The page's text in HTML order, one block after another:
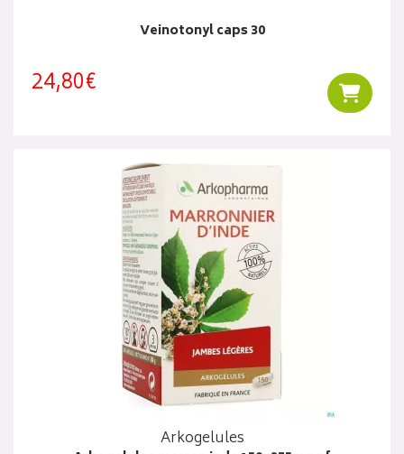
Veinotonyl caps 30
24,80€
Arkogelules